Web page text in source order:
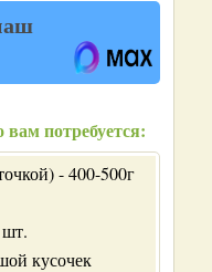
потребуется:
- 400-500г
шт.
кусочек